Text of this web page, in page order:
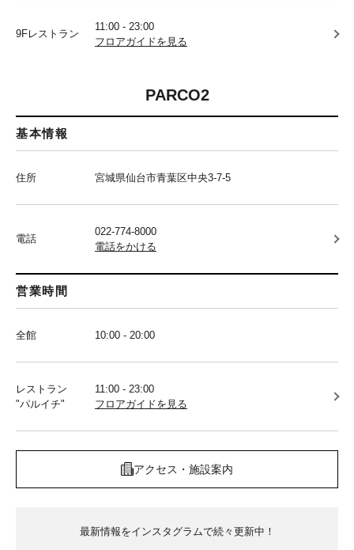
9Fレストラン
11:00 - 23:00
フロアガイドを見る
PARCO2
基本情報
住所 宮城県仙台市青葉区中央3-7-5
電話
022-774-8000
電話をかける
営業時間
全館 10:00 - 20:00
レストラン
"パルイチ"
11:00 - 23:00
フロアガイドを見る
アクセス・施設案内
最新情報をインスタグラムで続々更新中！